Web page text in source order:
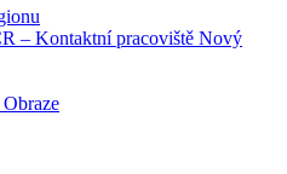
– Kontaktní pracoviště Nový